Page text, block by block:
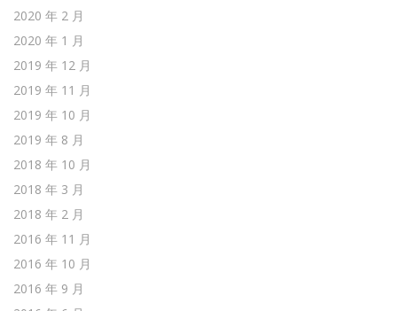
2020 年 2 月
2020 年 1 月
2019 年 12 月
2019 年 11 月
2019 年 10 月
2019 年 8 月
2018 年 10 月
2018 年 3 月
2018 年 2 月
2016 年 11 月
2016 年 10 月
2016 年 9 月